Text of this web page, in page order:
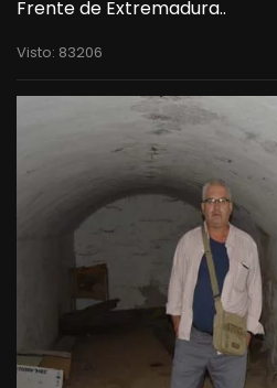
Frente de Extremadura..
Visto: 83206